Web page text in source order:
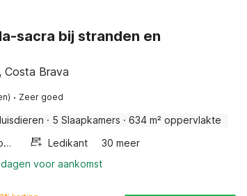
sacra bij stranden en
Costa Brava
· Zeer goed
· 5 Slaapkamers · 634 m² oppervlakte
Smoking Allowed Ledikant
30 meer
voor aankomst